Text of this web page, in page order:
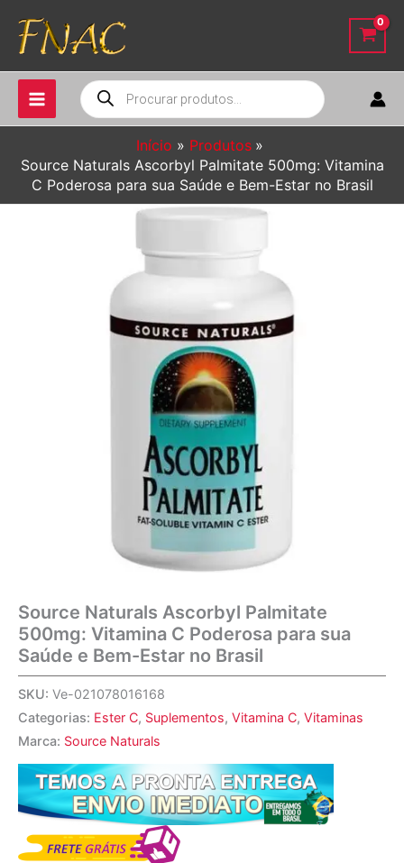
para
conteúdo
Pesquisar
produtos
Início
Produtos
Source Naturals Ascorbyl Palmitate 500mg: Vitamina
C Poderosa para sua Saúde e Bem-Estar no Brasil
Source Naturals Ascorbyl Palmitate
500mg: Vitamina C Poderosa para sua
Saúde e Bem-Estar no Brasil
SKU: Ve-021078016168
Categorias: Ester C, Suplementos, Vitamina C, Vitaminas
Marca: Source Naturals